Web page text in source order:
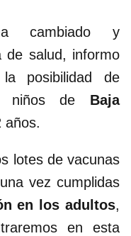
cambiado y
de salud, informo
posibilidad de
niños de Baja
años.
lotes de vacunas
vez cumplidas
en los adultos,
en esta